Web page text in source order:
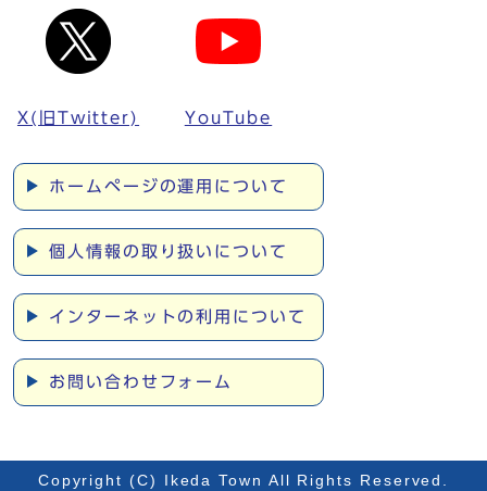
X(旧Twitter) YouTube
ホームページの運用について
個人情報の取り扱いについて
インターネットの利用について
お問い合わせフォーム
Copyright (C) Ikeda Town All Rights Reserved.